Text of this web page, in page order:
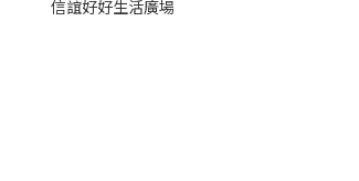
信誼好好生活廣場